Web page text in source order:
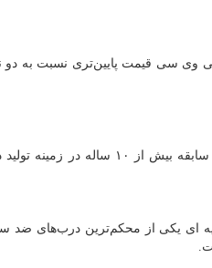
سی قیمت پایین‌تری نسبت به دو
است. این شرکت با سابقه بیش از ۱۰ ساله در
ای یکی از محکم‌ترین درب‌های ضد